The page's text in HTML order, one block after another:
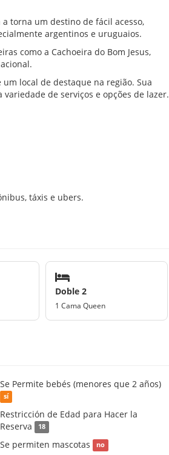
torna um destino de fácil acesso,
argentinos e uruguaios.
como a Cachoeira do Bom Jesus,
local de destaque na região. Sua
de serviços e opções de lazer.
táxis e ubers.
Doble 2
1 Cama Queen
Se Permite bebés (menores que 2 años)
sí
Restricción de Edad para Hacer la
Reserva
18
Se permiten mascotas no